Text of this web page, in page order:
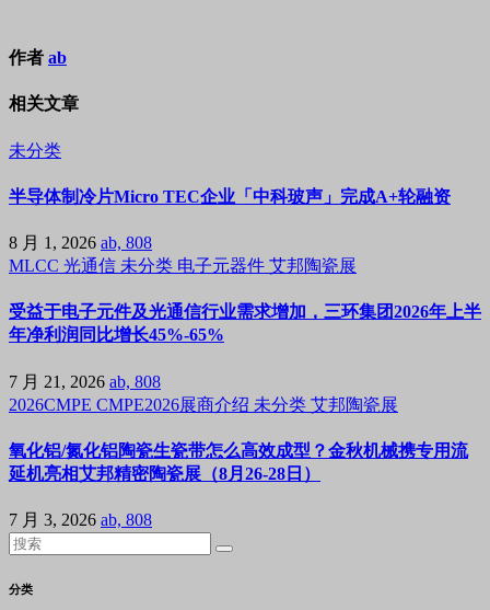
作者 ab
相关文章
未分类
半导体制冷片Micro TEC企业「中科玻声」完成A+轮融资
8 月 1, 2026 ab, 808
MLCC 光通信 未分类 电子元器件 艾邦陶瓷展
受益于电子元件及光通信行业需求增加，三环集团2026年上半
年净利润同比增长45%-65%
7 月 21, 2026 ab, 808
2026CMPE CMPE2026展商介绍 未分类 艾邦陶瓷展
氧化铝/氮化铝陶瓷生瓷带怎么高效成型？金秋机械携专用流
延机亮相艾邦精密陶瓷展（8月26-28日）
7 月 3, 2026 ab, 808
分类